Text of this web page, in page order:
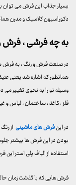
بسیار جذاب این فرش می توان
دکوراسیون کلاسیک و مدرن
به چه فرشی ،فرش
در صنعت فرش و رنگ ، به فرش
همانطور که اشاره شد یعنی
وسیله نو را به نحوی تغییر می
فلز ، کاغذ ، ساختمان ، لباس و
در اینفرش های ماشینی از
بودن در این فرش ها بیشتر
استفاده از الیاف پلی استر
فرش هایی که با گذشت زمان